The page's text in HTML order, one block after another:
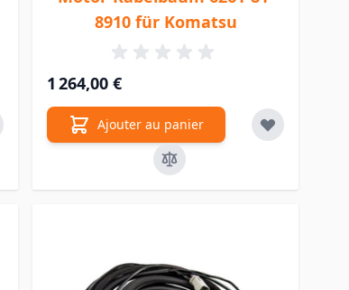
8910 für Komatsu
1 264,00 €
Ajouter au panier